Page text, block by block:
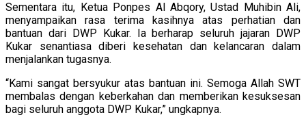
Sementara itu, Ketua Ponpes Al Abqory, Ustad Muhibin Ali,
menyampaikan rasa terima kasihnya atas perhatian dan
bantuan dari DWP Kukar. Ia berharap seluruh jajaran DWP
Kukar senantiasa diberi kesehatan dan kelancaran dalam
menjalankan tugasnya.
“Kami sangat bersyukur atas bantuan ini. Semoga Allah SWT
membalas dengan keberkahan dan memberikan kesuksesan
bagi seluruh anggota DWP Kukar,” ungkapnya.